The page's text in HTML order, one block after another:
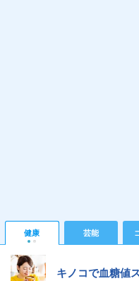
健康 芸能
キノコで血糖値